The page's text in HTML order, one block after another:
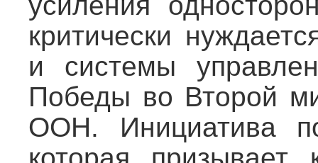
критически
и системы
Победы во Второй
ООН. Инициатива